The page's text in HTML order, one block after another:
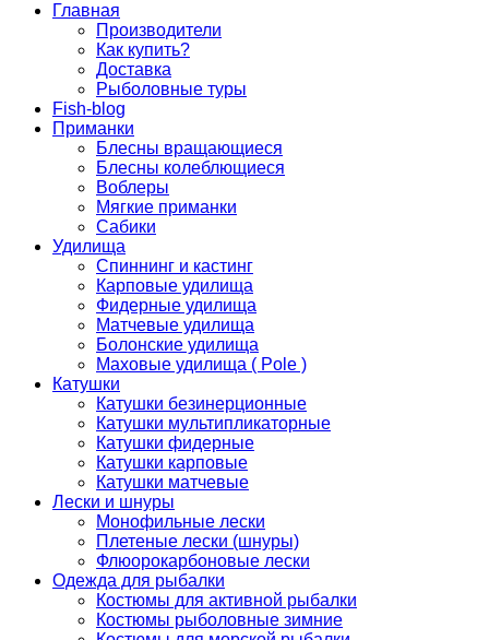
Главная
Производители
Как купить?
Доставка
Рыболовные туры
Fish-blog
Приманки
Блесны вращающиеся
Блесны колеблющиеся
Воблеры
Мягкие приманки
Сабики
Удилища
Спиннинг и кастинг
Карповые удилища
Фидерные удилища
Матчевые удилища
Болонские удилища
Маховые удилища ( Pole )
Катушки
Катушки безинерционные
Катушки мультипликаторные
Катушки фидерные
Катушки карповые
Катушки матчевые
Лески и шнуры
Монофильные лески
Плетеные лески (шнуры)
Флюорокарбоновые лески
Одежда для рыбалки
Костюмы для активной рыбалки
Костюмы рыболовные зимние